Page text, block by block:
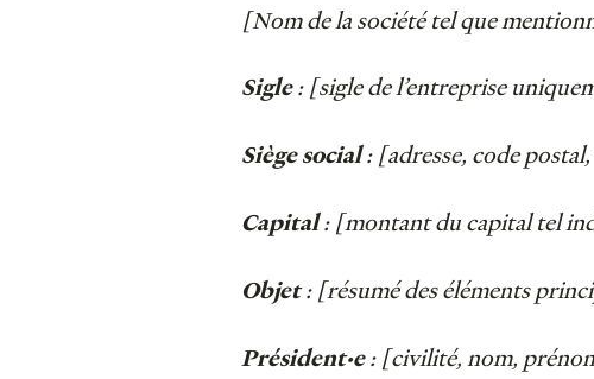
[Nom de la société tel que
Sigle: [sigle de l’entreprise
Siège social: [adresse, code
Capital: [montant du capital tel
Objet: [résumé des éléments
Président·e: [civilité, nom,